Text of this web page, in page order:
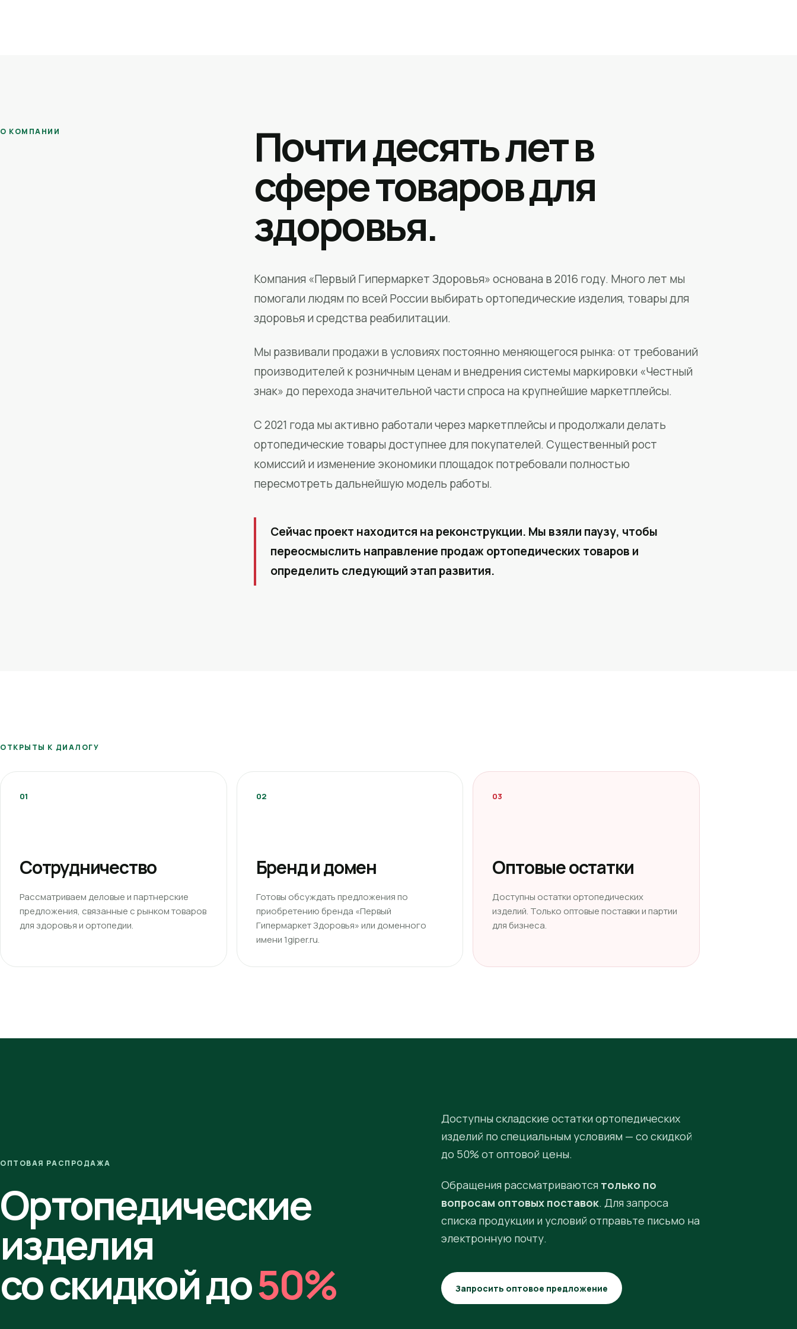
О КОМПАНИИ Почти десять лет в
сфере товаров для
здоровья.
Компания «Первый Гипермаркет Здоровья» основана в 2016 году. Много лет мы
помогали людям по всей России выбирать ортопедические изделия, товары для
здоровья и средства реабилитации.
Мы развивали продажи в условиях постоянно меняющегося рынка: от требований
производителей к розничным ценам и внедрения системы маркировки «Честный
знак» до перехода значительной части спроса на крупнейшие маркетплейсы.
С 2021 года мы активно работали через маркетплейсы и продолжали делать
ортопедические товары доступнее для покупателей. Существенный рост
комиссий и изменение экономики площадок потребовали полностью
пересмотреть дальнейшую модель работы.
Сейчас проект находится на реконструкции. Мы взяли паузу, чтобы
переосмыслить направление продаж ортопедических товаров и
определить следующий этап развития.
ОТКРЫТЫ К ДИАЛОГУ
01
Сотрудничество
Рассматриваем деловые и партнерские
предложения, связанные с рынком товаров
для здоровья и ортопедии.
02
Бренд и домен
Готовы обсуждать предложения по
приобретению бренда «Первый
Гипермаркет Здоровья» или доменного
имени 1giper.ru.
03
Оптовые остатки
Доступны остатки ортопедических
изделий. Только оптовые поставки и партии
для бизнеса.
ОПТОВАЯ РАСПРОДАЖА
Ортопедические
изделия
со скидкой до50%
Доступны складские остатки ортопедических
изделий по специальным условиям — со скидкой
до 50% от оптовой цены.
Обращения рассматриваются только по
вопросам оптовых поставок. Для запроса
списка продукции и условий отправьте письмо на
электронную почту.
Запросить оптовое предложение